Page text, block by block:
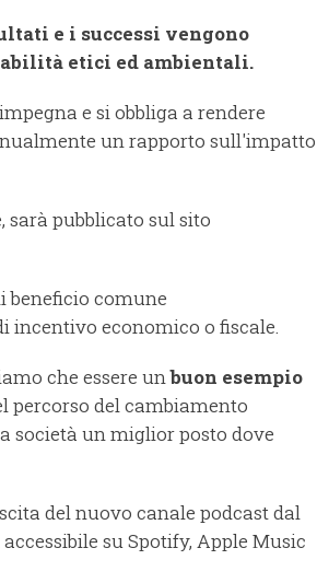
e i successi vengono
etici ed ambientali.
e si obbliga a rendere
un rapporto sull'impatto
sarà pubblicato sul sito
beneficio comune
incentivo economico o fiscale.
che essere unbuon esempio
percorso del cambiamento
società un miglior posto dove
del nuovo canale podcast dal
su Spotify, Apple Music